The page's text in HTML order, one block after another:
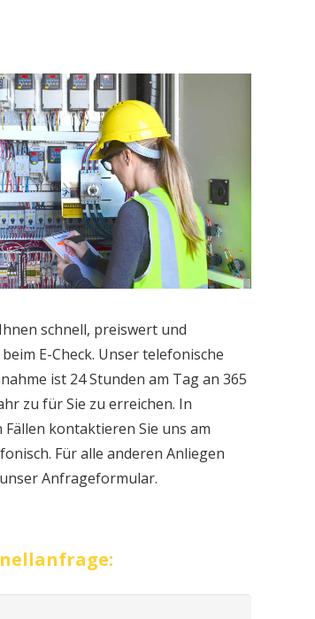
schnell, preiswert und
ist 24 Stunden am Tag an 365
zu für Sie zu erreichen. In
Für alle anderen Anliegen
Anfrageformular.